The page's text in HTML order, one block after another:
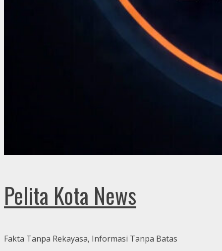
Pelita Kota News
Fakta Tanpa Rekayasa, Informasi Tanpa Batas